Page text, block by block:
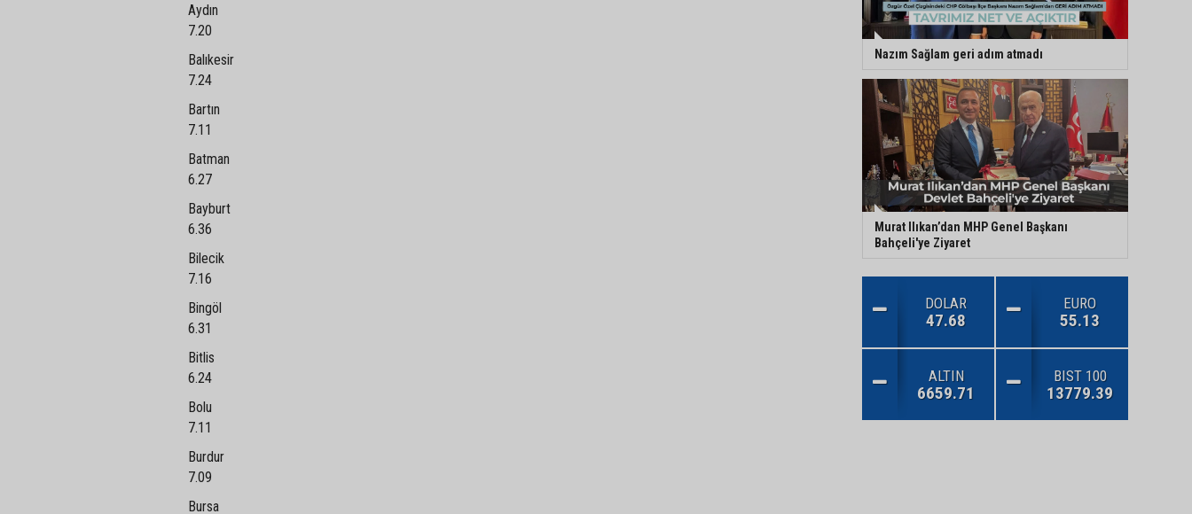
Aydın
7.20
Balıkesir
7.24
Bartın
7.11
Batman
6.27
Bayburt
6.36
Bilecik
7.16
Bingöl
6.31
Bitlis
6.24
Bolu
7.11
Burdur
7.09
Bursa
Nazım Sağlam geri adım atmadı
Murat Ilıkan’dan MHP Genel Başkanı
Bahçeli'ye Ziyaret
DOLAR
47.68
EURO
55.13
ALTIN
6659.71
BIST 100
13779.39